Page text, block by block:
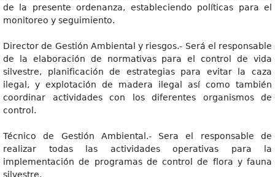
de la presente ordenanza, estableciendo políticas para el
monitoreo y seguimiento.
Director de Gestión Ambiental y riesgos.- Será el responsable
de la elaboración de normativas para el control de vida
silvestre, planificación de estrategias para evitar la caza
ilegal, y explotación de madera ilegal así como también
coordinar actividades con los diferentes organismos de
control.
Técnico de Gestión Ambiental.- Sera el responsable de
realizar todas las actividades operativas para la
implementación de programas de control de flora y fauna
silvestre.